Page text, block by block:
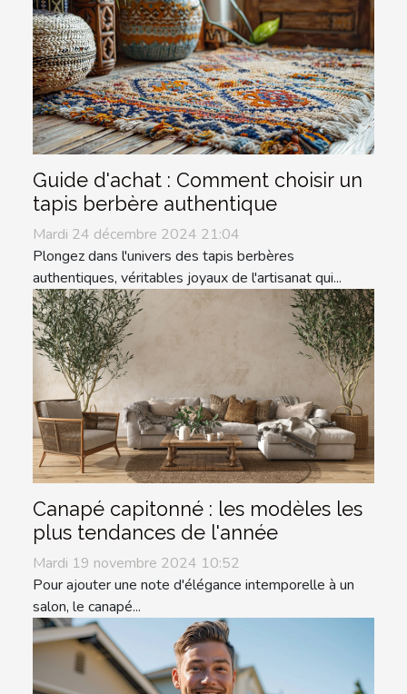
Guide d'achat : Comment choisir un
tapis berbère authentique
Mardi 24 décembre 2024 21:04
Plongez dans l'univers des tapis berbères
authentiques, véritables joyaux de l'artisanat qui...
Canapé capitonné : les modèles les
plus tendances de l'année
Mardi 19 novembre 2024 10:52
Pour ajouter une note d'élégance intemporelle à un
salon, le canapé...